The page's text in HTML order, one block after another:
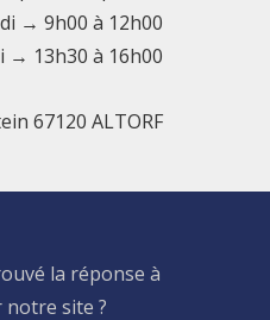
→ 9h00 à 12h00
→ 13h30 à 16h00
67120 ALTORF
la réponse à
site ?